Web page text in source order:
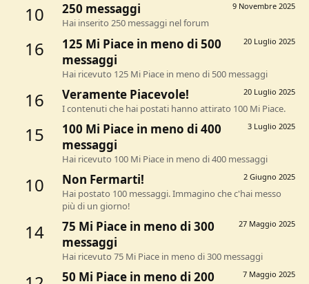
10 9 Novembre 2025
250 messaggi
Hai inserito 250 messaggi nel forum
16 20 Luglio 2025
125 Mi Piace in meno di 500
messaggi
Hai ricevuto 125 Mi Piace in meno di 500 messaggi
16 20 Luglio 2025
Veramente Piacevole!
I contenuti che hai postati hanno attirato 100 Mi Piace.
15 3 Luglio 2025
100 Mi Piace in meno di 400
messaggi
Hai ricevuto 100 Mi Piace in meno di 400 messaggi
10 2 Giugno 2025
Non Fermarti!
Hai postato 100 messaggi. Immagino che c'hai messo
più di un giorno!
14 27 Maggio 2025
75 Mi Piace in meno di 300
messaggi
Hai ricevuto 75 Mi Piace in meno di 300 messaggi
7 Maggio 2025
50 Mi Piace in meno di 200